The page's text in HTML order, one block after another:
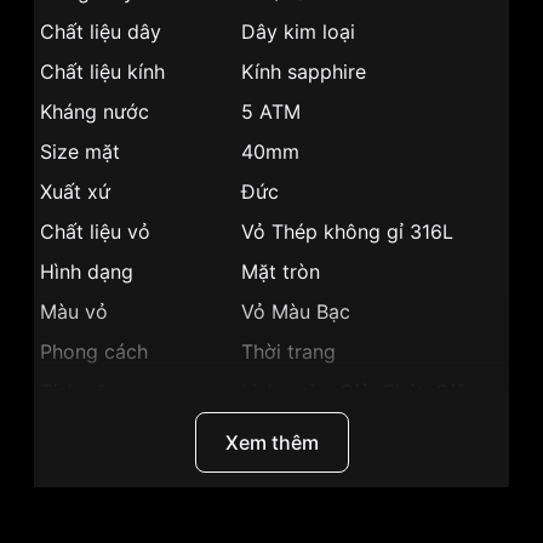
Chất liệu dây
Dây kim loại
Chất liệu kính
Kính sapphire
Kháng nước
5 ATM
Size mặt
40mm
Xuất xứ
Đức
Chất liệu vỏ
Vỏ Thép không gỉ 316L
Hình dạng
Mặt tròn
Màu vỏ
Vỏ Màu Bạc
Phong cách
Thời trang
7.5mm
Mặt trắng
Xem thêm